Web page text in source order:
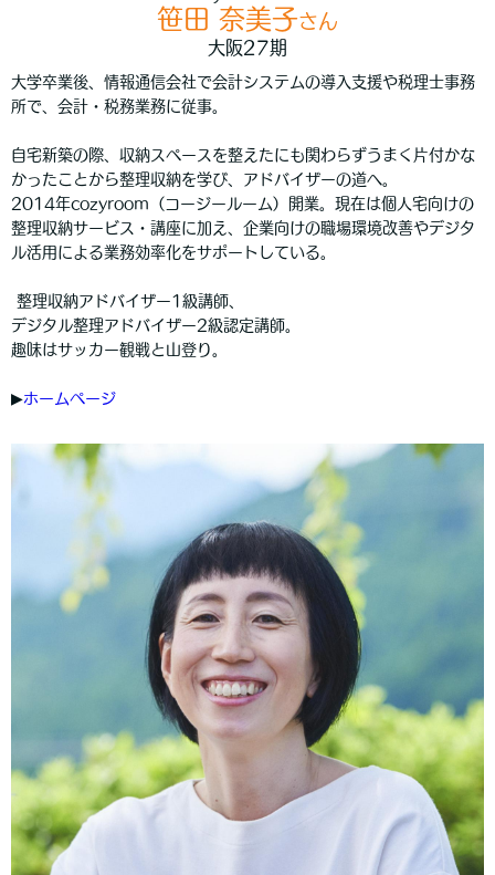
笹田 奈美子さん
大阪27期
大学卒業後、情報通信会社で会計システムの導入支援や税理士事務
所で、会計・税務業務に従事。
自宅新築の際、収納スペースを整えたにも関わらずうまく片付かな
かったことから整理収納を学び、アドバイザーの道へ。
2014年cozyroom（コージールーム）開業。現在は個人宅向けの
整理収納サービス・講座に加え、企業向けの職場環境改善やデジタ
ル活用による業務効率化をサポートしている。
整理収納アドバイザー1級講師、
デジタル整理アドバイザー2級認定講師。
趣味はサッカー観戦と山登り。
▶︎ホームページ